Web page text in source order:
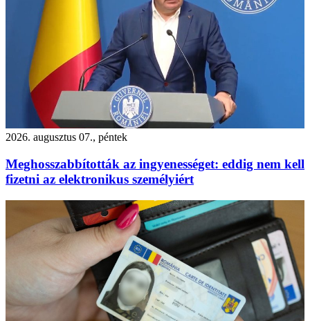
2026. augusztus 07., péntek
Meghosszabbították az ingyenességet: eddig nem kell
fizetni az elektronikus személyiért